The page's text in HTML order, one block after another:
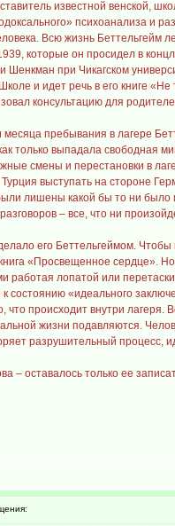
известной венской,
психоанализа и
Всю жизнь Беттельгейм
которые он просидел в
при Чикагском
и идет речь в его книге
консультацию для
пребывания в лагере
только выпадала свободная
смены и перестановки в
выступать на стороне
лишены какой бы то ни
– все, что ни
его Беттельгеймом.
«Просвещенное сердце».
работая лопатой или
состоянию «идеального
что происходит внутри
жизни подавляются.
разрушительный процесс,
– оставалось только ее